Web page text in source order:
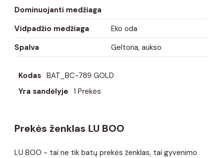
Dominuojanti medžiaga
Vidpadžio medžiaga
Eko oda
Spalva
Geltona, aukso
Kodas BAT_BC-789 GOLD
Yra sandėlyje 1 Prekės
Prekės ženklas LU BOO
LU BOO - tai ne tik batų prekės ženklas, tai gyvenimo